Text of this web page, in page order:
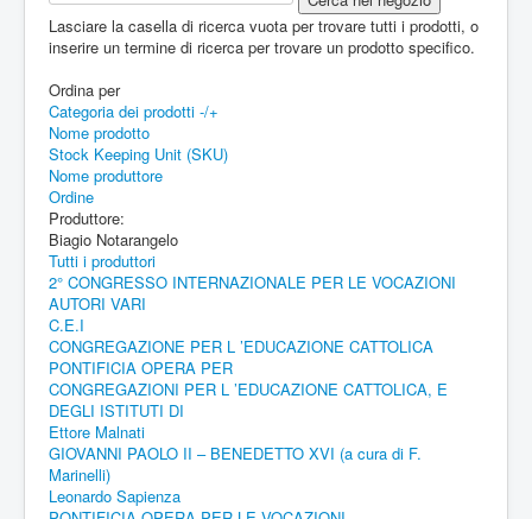
Lasciare la casella di ricerca vuota per trovare tutti i prodotti, o
inserire un termine di ricerca per trovare un prodotto specifico.
Ordina per
Categoria dei prodotti -/+
Nome prodotto
Stock Keeping Unit (SKU)
Nome produttore
Ordine
Produttore:
Biagio Notarangelo
Tutti i produttori
2° CONGRESSO INTERNAZIONALE PER LE VOCAZIONI
AUTORI VARI
C.E.I
CONGREGAZIONE PER L ’EDUCAZIONE CATTOLICA
PONTIFICIA OPERA PER
CONGREGAZIONI PER L ’EDUCAZIONE CATTOLICA, E
DEGLI ISTITUTI DI
Ettore Malnati
GIOVANNI PAOLO II – BENEDETTO XVI (a cura di F.
Marinelli)
Leonardo Sapienza